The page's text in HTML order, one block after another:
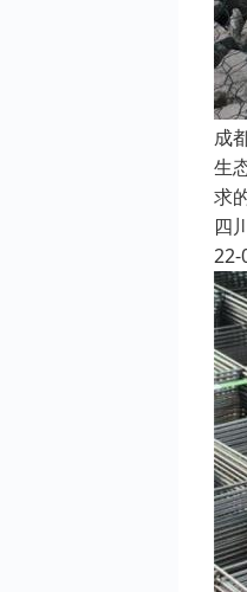
成
生
求
四
22-